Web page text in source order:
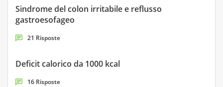
Sindrome del colon irritabile e reflusso
gastroesofageo
21 Risposte
Deficit calorico da 1000 kcal
16 Risposte